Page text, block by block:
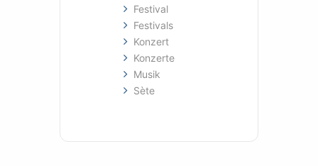
Festival
Festivals
Konzert
Konzerte
Musik
Sète